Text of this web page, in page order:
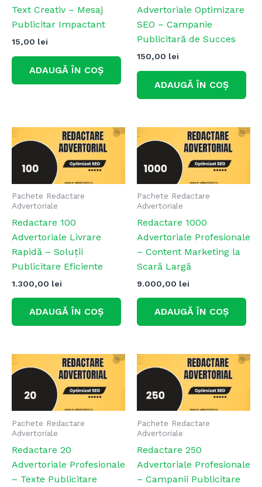
Text Creativ – Mesaj
Publicitar Impactant
15,00 lei
ADAUGĂ ÎN COȘ
Advertoriale Optimizare
SEO – Campanie
Publicitară de Succes
150,00 lei
ADAUGĂ ÎN COȘ
Pachete Redactare
Advertoriale
Redactare 100
Advertoriale Livrare
Rapidă – Soluții
Publicitare Eficiente
1.300,00 lei
ADAUGĂ ÎN COȘ
Pachete Redactare
Advertoriale
Redactare 1000
Advertoriale Profesionale
– Content Marketing la
Scară Largă
9.000,00 lei
ADAUGĂ ÎN COȘ
Pachete Redactare
Advertoriale
Redactare 20
Advertoriale Profesionale
– Texte Publicitare
Pachete Redactare
Advertoriale
Redactare 250
Advertoriale Profesionale
– Campanii Publicitare